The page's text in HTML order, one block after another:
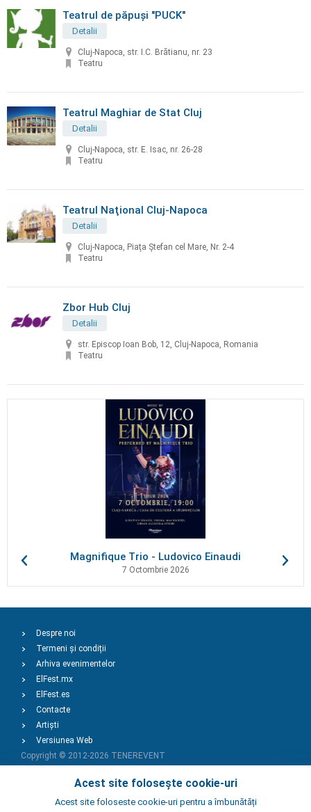
Teatrul de păpuşi "PUCK"
Detalii
Cluj-Napoca, str. I.C. Brătianu, nr. 23
Teatru
Teatrul Maghiar de Stat Cluj
Detalii
Cluj-Napoca, str. E. Isac, nr. 26-28
Teatru
Teatrul Naţional Cluj-Napoca
Detalii
Cluj-Napoca, Piaţa Ştefan cel Mare, Nr. 2-4
Teatru
Zbor Hub Cluj
Detalii
str. Episcop Ioan Bob, 12, Cluj-Napoca, Romania
Teatru
Magnifique Trio - Ludovico Einaudi
7 Octombrie 2026
Acest site folosește cookie-uri
Acest site foloseste cookie-uri pentru a îmbunătăți
Despre noi
Termeni și condiții
Arhiva evenimentelor
ElFest.mx
ElFest.es
Contacte
Artiști
Versiunea Web
Copyright © 2012-2026 TENEREVENT
Adaugă Eveniment